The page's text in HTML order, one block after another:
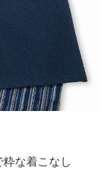
な着こなし